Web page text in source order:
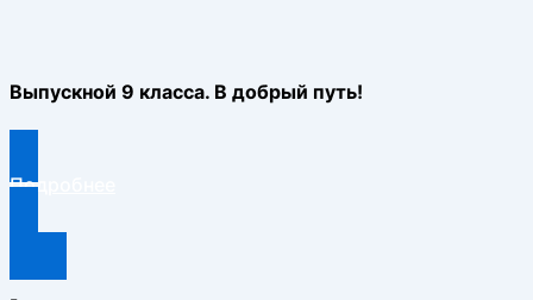
Выпускной 9 класса. В добрый путь!
Подробнее